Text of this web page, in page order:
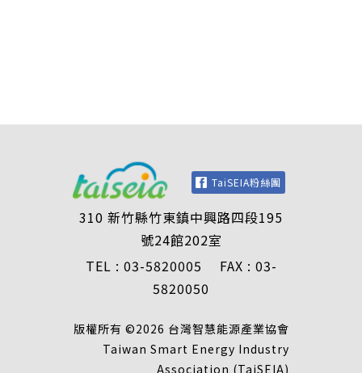
TaiSEIA粉絲團
310 新竹縣竹東鎮中興路四段195
號24館202室
TEL : 03-5820005 FAX : 03-
5820050
版權所有 ©2026 台灣智慧能源產業協會
Taiwan Smart Energy Industry
Association (TaiSEIA)